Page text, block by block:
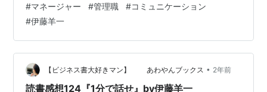
送るVoicyチャンネル「しごと・転職・キャリアのお守り
ラジオ」で、著書『1分で話せ』（SBクリエイティブ）な
どでおなじみの伊藤羊一さんをゲストに迎えた対談のロ
グをお届け。「コミュニケーションの苦手克服法」
「『上司に評価されない』という状況改善の鍵」など、
必見のキャリアのヒントです。▼前回の記事はこ…
#マネージャー #管理職 #コミュニケーション
#伊藤羊一
【ビジネス書大好きマン】 あわやんブックス • 2年前
読書感想124『1分で話せ』by伊藤羊一